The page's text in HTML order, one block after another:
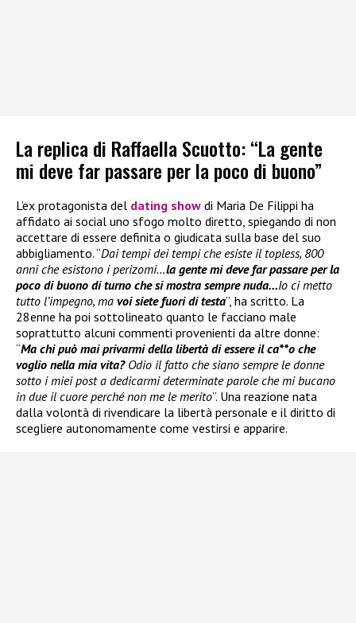
La replica di Raffaella Scuotto: “La gente
mi deve far passare per la poco di buono”
L’ex protagonista del dating show di Maria De Filippi ha
affidato ai social uno sfogo molto diretto, spiegando di non
accettare di essere definita o giudicata sulla base del suo
abbigliamento. “Dai tempi dei tempi che esiste il topless, 800
anni che esistono i perizomi…la gente mi deve far passare per la
poco di buono di turno che si mostra sempre nuda…Io ci metto
tutto l’impegno, ma voi siete fuori di testa”, ha scritto. La
28enne ha poi sottolineato quanto le facciano male
soprattutto alcuni commenti provenienti da altre donne:
“Ma chi può mai privarmi della libertà di essere il ca**o che
voglio nella mia vita? Odio il fatto che siano sempre le donne
sotto i miei post a dedicarmi determinate parole che mi bucano
in due il cuore perché non me le merito”. Una reazione nata
dalla volontà di rivendicare la libertà personale e il diritto di
scegliere autonomamente come vestirsi e apparire.